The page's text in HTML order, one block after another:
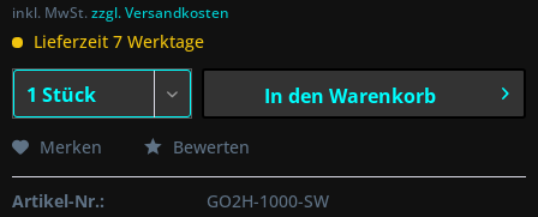
inkl. MwSt.zzgl. Versandkosten
Lieferzeit 7 Werktage
In den Warenkorb
Merken Bewerten
Artikel-Nr.:
GO2H-1000-SW